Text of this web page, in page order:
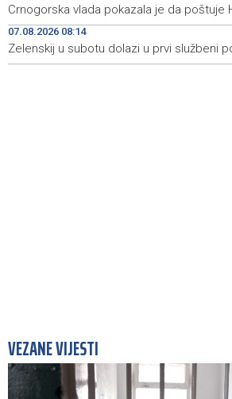
15:27 Priopćenje za javnost Naše
15:25 Na Sarajevskoj berzi sedmični
Crnogorska vlada pokazala je da poštuje
07.08.2026 08:14
Zelenskij u subotu dolazi u prvi službeni
VEZANE VIJESTI